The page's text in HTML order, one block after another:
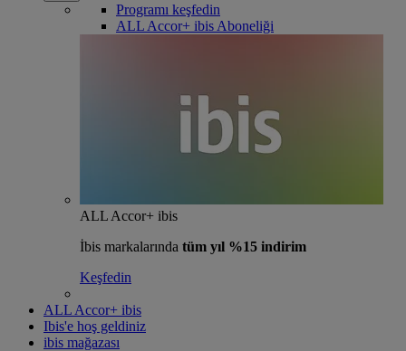
Programı keşfedin
ALL Accor+ ibis Aboneliği
ALL Accor+ ibis
İbis markalarında tüm yıl %15 indirim
Keşfedin
ALL Accor+ ibis
Ibis'e hoş geldiniz
ibis mağazası